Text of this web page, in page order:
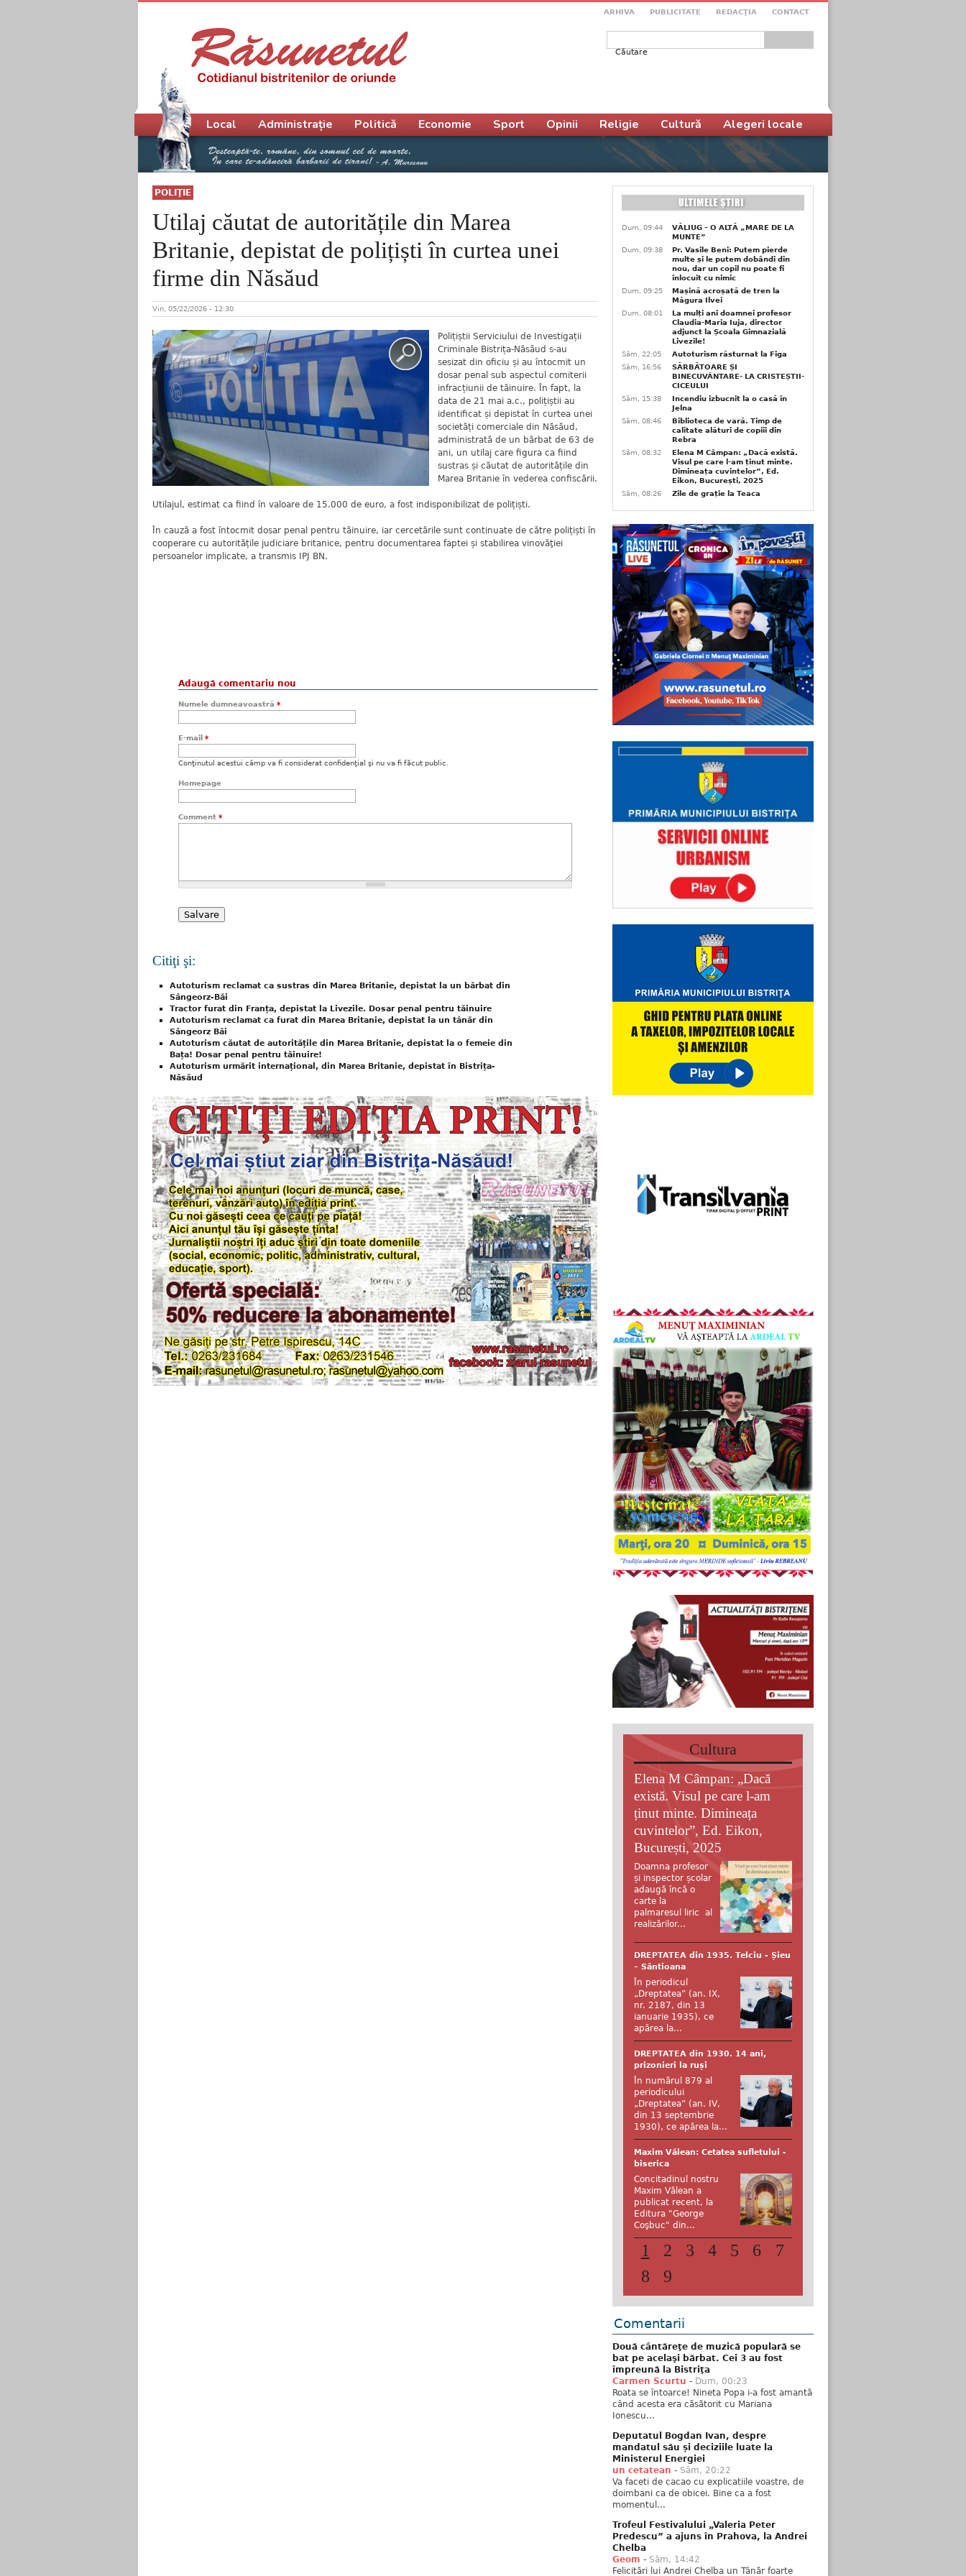
ARHIVA PUBLICITATE REDACŢIA CONTACT
Formular de căutare
POLIŢIE
Utilaj căutat de autoritățile din Marea
Britanie, depistat de polițiști în curtea unei
firme din Năsăud
Vin, 05/22/2026 - 12:30
Polițiștii Serviciului de Investigații
Criminale Bistrița-Năsăud s-au
sesizat din oficiu și au întocmit un
dosar penal sub aspectul comiterii
infracțiunii de tăinuire. În fapt, la
data de 21 mai a.c., polițiștii au
identificat și depistat în curtea unei
societăți comerciale din Năsăud,
administrată de un bărbat de 63 de
ani, un utilaj care figura ca fiind
sustras și căutat de autoritățile din
Marea Britanie în vederea confiscării.
Utilajul, estimat ca fiind în valoare de 15.000 de euro, a fost indisponibilizat de polițiști.
În cauză a fost întocmit dosar penal pentru tăinuire, iar cercetările sunt continuate de către polițiști în
cooperare cu autoritățile judiciare britanice, pentru documentarea faptei și stabilirea vinovăţiei
persoanelor implicate, a transmis IPJ BN.
Adaugă comentariu nou
Numele dumneavoastră *
E-mail *
Conţinutul acestui câmp va fi considerat confidenţial şi nu va fi făcut public.
Homepage
Comment *
Citiţi şi:
Autoturism reclamat ca sustras din Marea Britanie, depistat la un bărbat din
Sângeorz-Băi
Tractor furat din Franța, depistat la Livezile. Dosar penal pentru tăinuire
Autoturism reclamat ca furat din Marea Britanie, depistat la un tânăr din
Sângeorz Băi
Autoturism căutat de autoritățile din Marea Britanie, depistat la o femeie din
Bața! Dosar penal pentru tăinuire!
Autoturism urmărit internațional, din Marea Britanie, depistat în Bistrița-
Năsăud
Meniu principal
Local Administrație Politică Economie Sport Opinii Religie Cultură Alegeri locale
Dum, 09:44
VĂLIUG – O ALTĂ „MARE DE LA
MUNTE”
Dum, 09:38
Pr. Vasile Beni: Putem pierde
multe și le putem dobândi din
nou, dar un copil nu poate fi
înlocuit cu nimic
Dum, 09:25
Mașină acroșată de tren la
Măgura Ilvei
Dum, 08:01
La mulți ani doamnei profesor
Claudia-Maria Iuja, director
adjunct la Școala Gimnazială
Livezile!
Sâm, 22:05
Autoturism răsturnat la Figa
Sâm, 16:56
SĂRBĂTOARE ȘI
BINECUVÂNTARE- LA CRISTEȘTII-
CICEULUI
Sâm, 15:38
Incendiu izbucnit la o casă în
Jelna
Sâm, 08:46
Biblioteca de vară. Timp de
calitate alături de copiii din
Rebra
Sâm, 08:32
Elena M Câmpan: „Dacă există.
Visul pe care l-am ținut minte.
Dimineața cuvintelor”, Ed.
Eikon, București, 2025
Sâm, 08:26
Zile de grație la Teaca
Cultura
Elena M Câmpan: „Dacă
există. Visul pe care l-am
ținut minte. Dimineața
cuvintelor”, Ed. Eikon,
București, 2025
Doamna profesor
și inspector școlar
adaugă încă o
carte la
palmaresul liric al
realizărilor...
DREPTATEA din 1935. Telciu - Șieu
– Sântioana
În periodicul
„Dreptatea” (an. IX,
nr. 2187, din 13
ianuarie 1935), ce
apărea la...
DREPTATEA din 1930. 14 ani,
prizonieri la ruși
În numărul 879 al
periodicului
„Dreptatea” (an. IV,
din 13 septembrie
1930), ce apărea la...
Maxim Vălean: Cetatea sufletului -
biserica
Concitadinul nostru
Maxim Vălean a
publicat recent, la
Editura "George
Coşbuc" din...
1 2 3 4 5 6
7
8
9
Comentarii
Două cântăreţe de muzică populară se
bat pe acelaşi bărbat. Cei 3 au fost
împreună la Bistriţa
Carmen Scurtu - Dum, 00:23
Roata se întoarce! Nineta Popa i-a fost amantă
când acesta era căsătorit cu Mariana
Ionescu...
Deputatul Bogdan Ivan, despre
mandatul său și deciziile luate la
Ministerul Energiei
un cetatean - Sâm, 20:22
Va faceti de cacao cu explicatiile voastre, de
doimbani ca de obicei. Bine ca a fost
momentul...
Trofeul Festivalului „Valeria Peter
Predescu” a ajuns în Prahova, la Andrei
Chelba
Geom - Sâm, 14:42
Felicitări lui Andrei Chelba un Tânăr foarte